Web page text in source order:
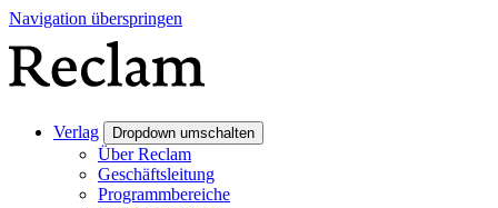
Navigation überspringen
Verlag Dropdown umschalten
Über Reclam
Geschäftsleitung
Programmbereiche